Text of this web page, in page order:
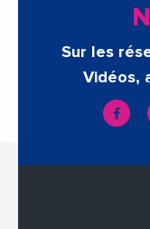
Sur les
Vidéos,